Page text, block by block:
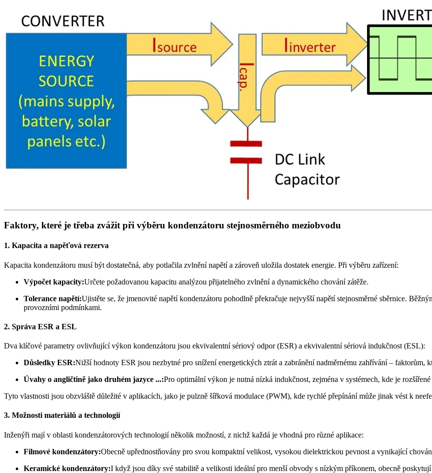
Faktory, které je třeba zvážit při výběru kondenzátoru stejnosměrného meziobvodu
1. Kapacita a napěťová rezerva
Kapacita kondenzátoru musí být dostatečná, aby potlačila zvlnění napětí a zároveň uložila dostatek energie. Při výběru zařízení:
Výpočet kapacity:Určete požadovanou kapacitu analýzou přijatelného zvlnění a dynamického chování zátěže.
Tolerance napětí:Ujistěte se, že jmenovité napětí kondenzátoru pohodlně překračuje nejvyšší napětí stejnosměrné sběrnice.
provozními podmínkami.
2. Správa ESR a ESL
Dva klíčové parametry ovlivňující výkon kondenzátoru jsou ekvivalentní sériový odpor (ESR) a ekvivalentní sériová indukčnost (ESL):
Důsledky ESR:Nižší hodnoty ESR jsou nezbytné pro snížení energetických ztrát a zabránění nadměrnému zahřívání – faktorům,
Úvahy o angličtině jako druhém jazyce ...:Pro optimální výkon je nutná nízká indukčnost, zejména v systémech, kde je
Tyto vlastnosti jsou obzvláště důležité v aplikacích, jako je pulzně šířková modulace (PWM), kde rychlé přepínání může jinak vést k
3. Možnosti materiálů a technologií
Inženýři mají v oblasti kondenzátorových technologií několik možností, z nichž každá je vhodná pro různé aplikace:
Filmové kondenzátory:Obecně upřednostňovány pro svou kompaktní velikost, vysokou dielektrickou pevnost a vynikající
Keramické kondenzátory:I když jsou díky své stabilitě a velikosti ideální pro menší obvody s nízkým příkonem, obecně